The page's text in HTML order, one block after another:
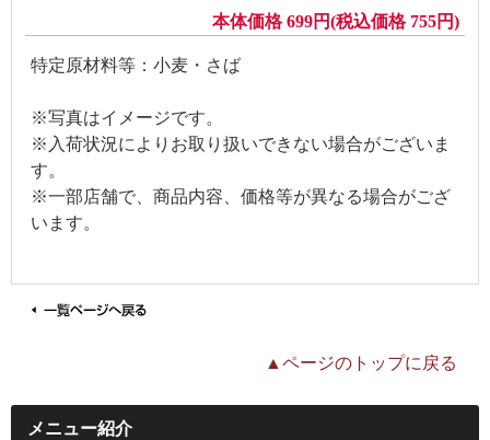
本体価格 699円(税込価格 755円)
特定原材料等：小麦・さば
※写真はイメージです。
※入荷状況によりお取り扱いできない場合がございま
す。
※一部店舗で、商品内容、価格等が異なる場合がござ
います。
▲ページのトップに戻る
メニュー紹介